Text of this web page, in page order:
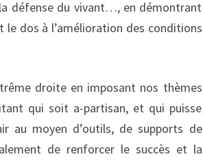
défense du vivant…, en démontrant
dos à l’amélioration des conditions
droite en imposant nos thèmes
qui soit a-partisan, et qui puisse
au moyen d’outils, de supports de
de renforcer le succès et la